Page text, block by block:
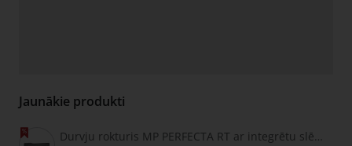
Jaunākie produkti
Durvju rokturis MP PERFECTA RT ar integrētu slēdzeni